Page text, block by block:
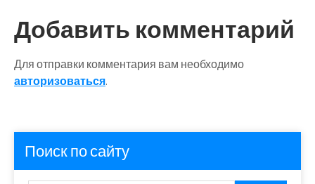
Добавить комментарий
Для отправки комментария вам необходимо
авторизоваться.
Поиск по сайту